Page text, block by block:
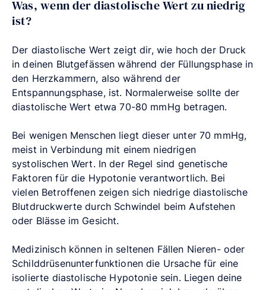
Was, wenn der diastolische Wert zu niedrig
ist?
Der diastolische Wert zeigt dir, wie hoch der Druck
in deinen Blutgefässen während der Füllungsphase in
den Herzkammern, also während der
Entspannungsphase, ist. Normalerweise sollte der
diastolische Wert etwa 70-80 mmHg betragen.
Bei wenigen Menschen liegt dieser unter 70 mmHg,
meist in Verbindung mit einem niedrigen
systolischen Wert. In der Regel sind genetische
Faktoren für die Hypotonie verantwortlich. Bei
vielen Betroffenen zeigen sich niedrige diastolische
Blutdruckwerte durch Schwindel beim Aufstehen
oder Blässe im Gesicht.
Medizinisch können in seltenen Fällen Nieren- oder
Schilddrüsenunterfunktionen die Ursache für eine
isolierte diastolische Hypotonie sein. Liegen deine